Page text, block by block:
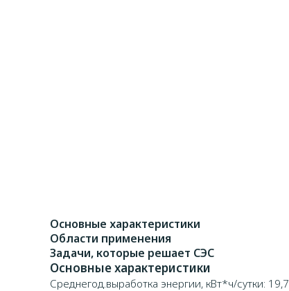
Основные характеристики
Области применения
Задачи, которые решает СЭС
Основные характеристики
Среднегод.выработка энергии, кВт*ч/сутки: 19,7